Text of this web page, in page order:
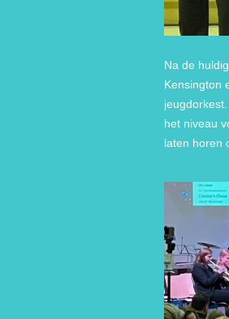
Na de
Kensington
het niveau
laten horen